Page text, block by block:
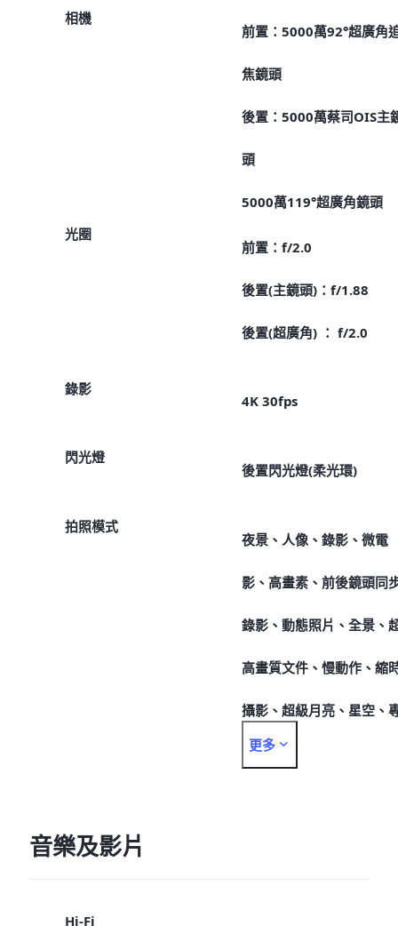
相機
前置：5000萬92°超廣角
焦鏡頭
後置：5000萬蔡司OIS主
頭
5000萬119°超廣角鏡頭
光圈
前置：f/2.0
後置(主鏡頭)：f/1.88
後置(超廣角) ： f/2.0
錄影
4K 30fps
閃光燈
後置閃光燈(柔光環)
拍照模式
夜景、人像、錄影、微電
影、高畫素、前後鏡頭同
錄影、動態照片、全景、
高畫質文件、慢動作、縮
攝影、超級月亮、星空、
業、抓拍、美食、拍立得
更多
音樂及影片
Hi-Fi